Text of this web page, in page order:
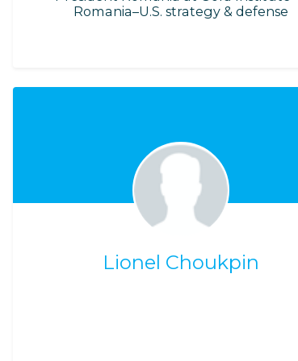
Romania–U.S. strategy & defense
Lionel Choukpin